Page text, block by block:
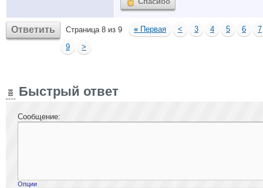
Ответить Страница 8 из 9 « Первая < 3 4 5 6
7
9
>
Быстрый ответ
Сообщение:
Опции